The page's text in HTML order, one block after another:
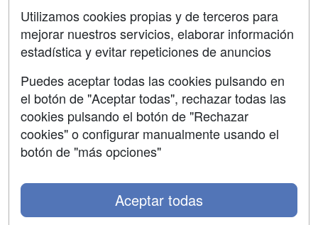
Contactar
Confidencialidad
Copyleft
SÍGUENOS EN:
Utilizamos cookies propias y de terceros para
mejorar nuestros servicios, elaborar información
estadística y evitar repeticiones de anuncios
Puedes aceptar todas las cookies pulsando en
el botón de "Aceptar todas", rechazar todas las
cookies pulsando el botón de "Rechazar
cookies" o configurar manualmente usando el
botón de "más opciones"
Aceptar todas